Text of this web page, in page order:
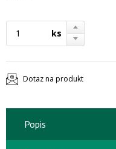
ks
Dotaz na produkt
Popis